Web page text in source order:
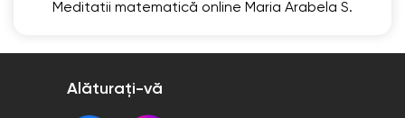
Meditatii matematică online Maria Arabela S.
Alăturați-vă